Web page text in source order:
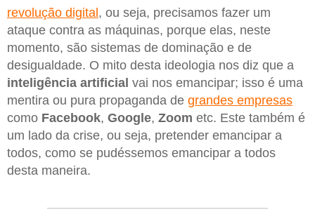
revolução digital, ou seja, precisamos fazer um
ataque contra as máquinas, porque elas, neste
momento, são sistemas de dominação e de
desigualdade. O mito desta ideologia nos diz que a
inteligência artificial vai nos emancipar; isso é uma
mentira ou pura propaganda de grandes empresas
como Facebook, Google, Zoom etc. Este também é
um lado da crise, ou seja, pretender emancipar a
todos, como se pudéssemos emancipar a todos
desta maneira.